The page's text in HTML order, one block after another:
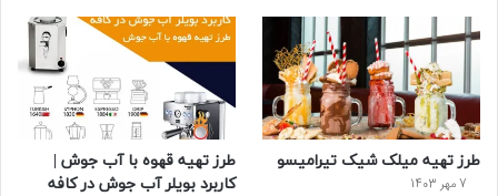
طرز تهیه میلک شیک تیرامیسو
7 مهر 1403
طرز تهیه قهوه با آب جوش |
کاربرد بویلر آب جوش در کافه